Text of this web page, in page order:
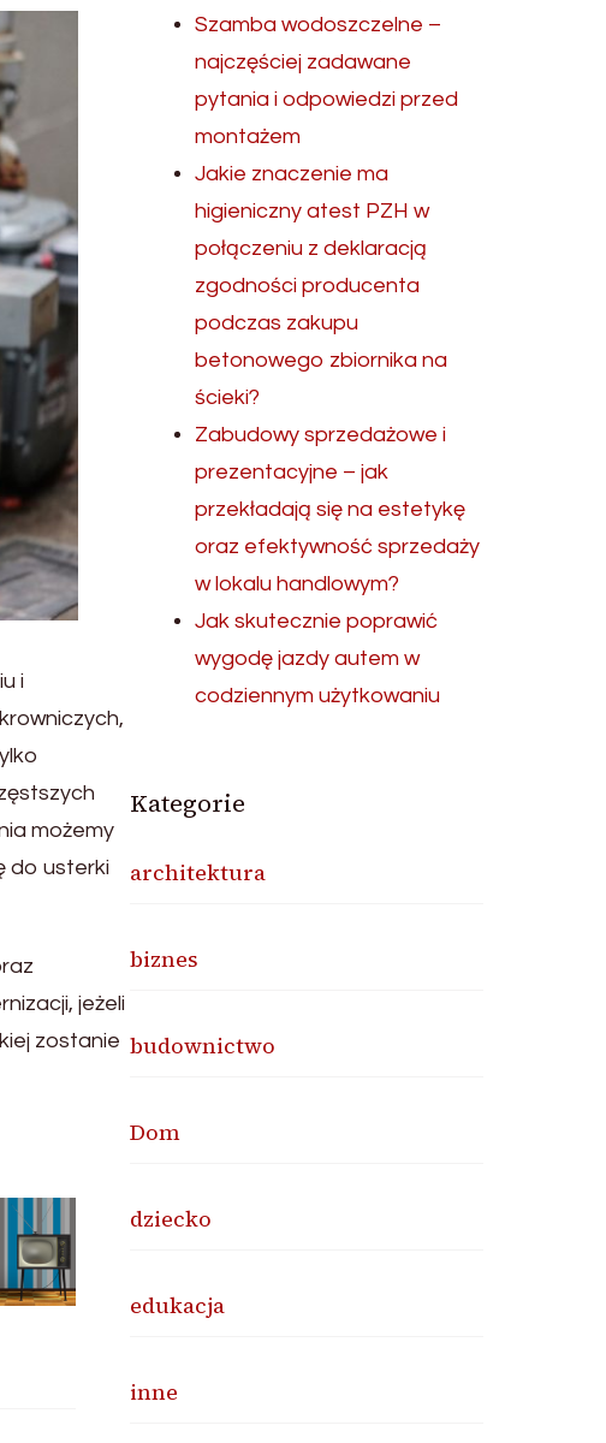
i
możemy
do usterki
jeżeli
zostanie
Szamba wodoszczelne –
najczęściej zadawane
pytania i odpowiedzi przed
montażem
Jakie znaczenie ma
higieniczny atest PZH w
połączeniu z deklaracją
zgodności producenta
podczas zakupu
betonowego zbiornika na
ścieki?
Zabudowy sprzedażowe i
prezentacyjne – jak
przekładają się na estetykę
oraz efektywność sprzedaży
w lokalu handlowym?
Jak skutecznie poprawić
wygodę jazdy autem w
codziennym użytkowaniu
Kategorie
architektura
biznes
budownictwo
Dom
dziecko
edukacja
inne